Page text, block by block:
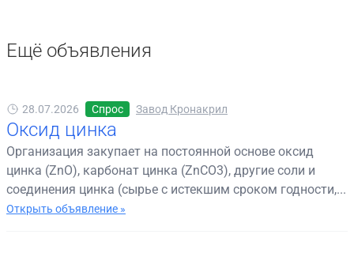
Ещё объявления
28.07.2026 Спрос Завод Кронакрил
Оксид цинка
Организация закупает на постоянной основе оксид
цинка (ZnO), карбонат цинка (ZnCO3), другие соли и
соединения цинка (сырье с истекшим сроком годности,...
Открыть объявление »